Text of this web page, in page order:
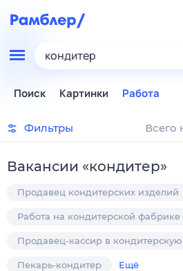
кондитер
Поиск Картинки Работа
Фильтры Всего
Вакансии «кондитер»
Продавец кондитерских изделий
Работа на кондитерской фабрике
Продавец-кассир в кондитерскую
Пекарь-кондитер Ещё